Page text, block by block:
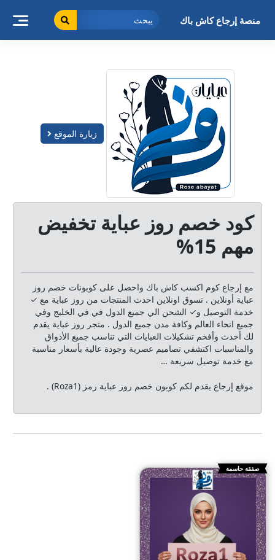
منصة إرجاع كاش باك
زيارة الموقع
كود خصم روز عباية تخفيض
مهم 15%
مع إرجاع كوم اكسب كاش باك واحصل على كوبونات خصم روز
عباية أونلاين . تسوق اونلاين احدث المنتجات من روز عباية مع ✓
خدمة التوصيل و✓ الشحن الي جميع الدول في في الخليج وفي
جميع انحاء العالم وكافة مدن جميع الدول . متجر روز عباية يقدم
لك أحدث وأفخم تشكيلات العبايات التي تناسب جميع الأذواق
والمناسبات اكتشفي تصاميم عصرية وجودة عالية بأسعار مناسبة
مع خدمة توصيل سريعة …
موقع إرجاع يقدم لكم كوبون خصم روز عباية رمز (Roza1) .
صفقة حاسمة